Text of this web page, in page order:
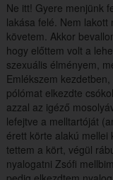
Ne itt! Gyere menjünk
lakása felé. Nem
követem. Akkor
hogy előttem volt a
szexuális élményem,
Emlékszem
pólómat elkezdte
azzal az igéző
lefejtve a melltartóját
érett körte alakú mellei
tettem a kört, végül
nyalogatni Zsófi